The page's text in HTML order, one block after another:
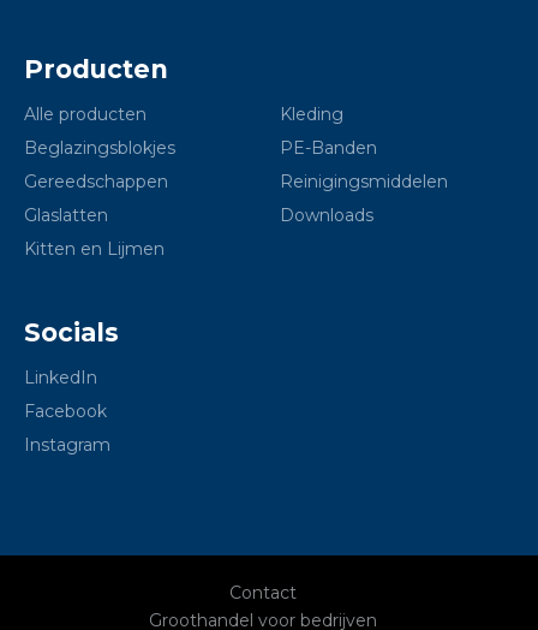
Producten
Alle producten
Beglazingsblokjes
Gereedschappen
Glaslatten
Kitten en Lijmen
Kleding
PE-Banden
Reinigingsmiddelen
Downloads
Socials
LinkedIn
Facebook
Instagram
Contact
Groothandel voor bedrijven